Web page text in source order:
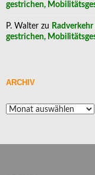
gestrichen,
P. Walter zu
gestrichen,
ARCHIV
Archiv